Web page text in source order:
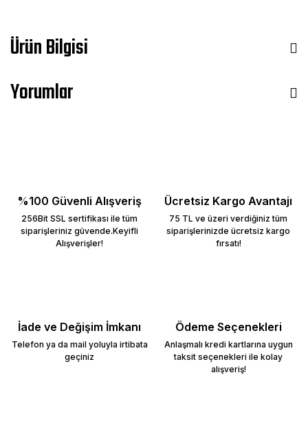
Ürün Bilgisi
Yorumlar
%100 Güvenli Alışveriş
256Bit SSL sertifikası ile tüm
siparişleriniz güvende.Keyifli
Alışverişler!
Ücretsiz Kargo Avantajı
75 TL ve üzeri verdiğiniz tüm
siparişlerinizde ücretsiz kargo
fırsatı!
İade ve Değişim İmkanı
Telefon ya da mail yoluyla irtibata
geçiniz
Ödeme Seçenekleri
Anlaşmalı kredi kartlarına uygun
taksit seçenekleri ile kolay
alışveriş!